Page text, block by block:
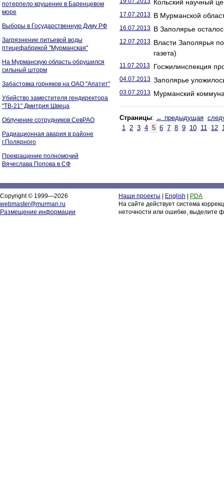
потерпело крушение в Баренцевом
море
Выборы в Государственную Думу РФ
Загрязнение питьевой воды
птицефабрикой "Мурманская"
На Мурманскую область обрушился
сильный шторм
Забастовка горняков на ОАО "Апатит"
Убийство заместителя гендиректора
"ТВ-21" Дмитрия Швеца
Облучение сотрудников СевРАО
Радиационная авария в районе
г.Полярного
Прекращение полномочий
Вячеслава Попова в СФ
Кольский научный
17.07.2013 В Мурманской
16.07.2013 В Заполярье
12.07.2013 Власти Заполярья
газета)
11.07.2013 Госжилинспекция
04.07.2013 Заполярье
03.07.2013 Мурманский
Страницы: ← предыдущая
1 2 3 4 5 6 7 8 9 10 11 12
Copyright © 1999—2026
webmaster@murman.ru
Размещение информации
Наши проекты English
PDA
На сайте действует система
неточности или ошибке, выделите